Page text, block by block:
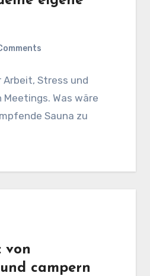
Arbeit, Stress und
Was wäre
Sauna zu
von
campern